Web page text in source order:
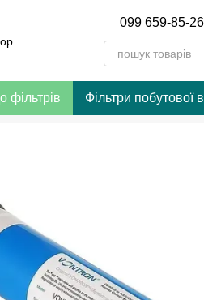
099 659-85-26
фільтрів Фільтри побутової